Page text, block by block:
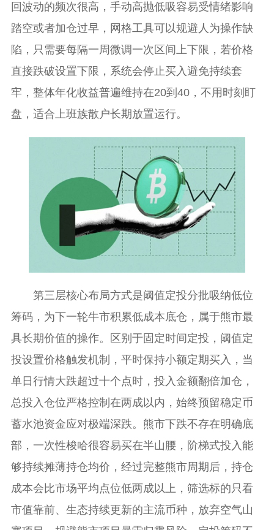
回波动的频次很高，手动高抛低吸容易受情绪影响
踏空或者加仓过早，网格工具可以规避人为操作缺
陷，只需要每隔一周微调一次区间上下限，若价格
直接跌破设置下限，系统会停止买入避免持续套
牢，整体年化收益普遍维持在20到40，不用时刻盯
盘，适合上班族散户长期放置运行。
第三层核心布局方式是阈值定投分批吸纳低位
筹码，为下一轮牛市积累低成本底仓，属于熊市最
具长期价值的操作。区别于固定时间定投，阈值定
投设置价格触发机制，平时保持小额定期买入，当
单日行情大跌超过十个点时，投入金额翻倍加仓，
总投入仓位严格控制在两成以内，始终预留稳定币
蓄水池资金应对极端深跌。熊市下跌不存在明确底
部，一次性梭哈很容易买在半山腰，阶梯式投入能
够持续摊薄持仓均价，经过完整熊市周期后，持仓
成本会比市场平均点位低两成以上，筛选标的只看
市值靠前、生态持续更新的主流币种，放弃空气山